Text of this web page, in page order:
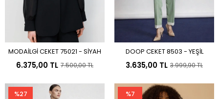
Sepete Ekle
MODAİLGİ CEKET 75021 - SİYAH
6.375,00 TL 7.500,00 TL
Sepete Ekle
DOOP CEKET 8503 - YEŞİL
3.635,00 TL 3.999,90 TL
%27 %7